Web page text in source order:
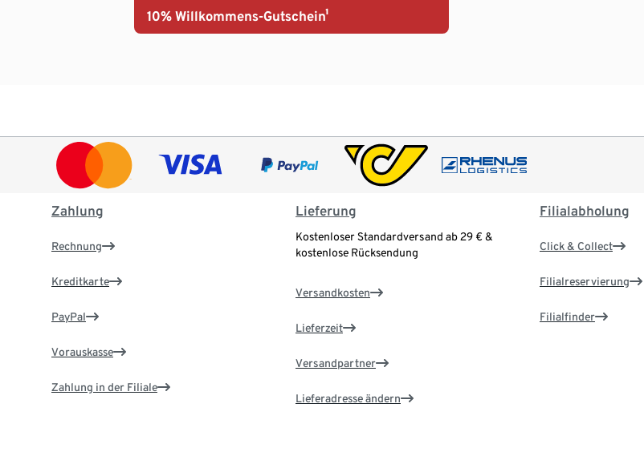
10% Willkommens-Gutschein¹
Zahlung
Rechnung
Kreditkarte
PayPal
Vorauskasse
Zahlung in der Filiale
Lieferung
Kostenloser Standardversand ab 29 € &
kostenlose Rücksendung
Versandkosten
Lieferzeit
Versandpartner
Lieferadresse ändern
Filialabholung
Click & Collect
Filialreservierung
Filialfinder